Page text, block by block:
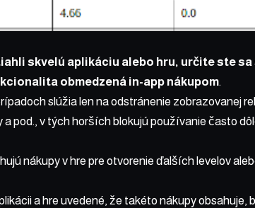
skvelú aplikáciu alebo hru, určite ste
obmedzená in-app nákupom.
slúžia len na odstránenie zobrazovanej
pod., v tých horších blokujú používanie často
nákupy v hre pre otvorenie ďalších levelov
a hre uvedené, že takéto nákupy obsahuje,